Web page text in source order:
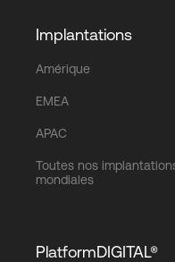
Implantations
Amérique
EMEA
APAC
Toutes nos
mondiales
PlatformDIGITAL®